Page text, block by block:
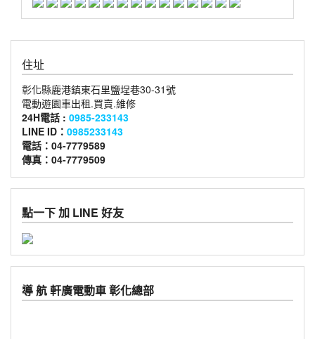
住址
彰化縣鹿港鎮東石里鹽埕巷30-31號
電動遊園車出租.買賣.維修
24H電話 : 0985-233143
LINE ID： 0985233143
電話：04-7779589
傳真：04-7779509
點一下 加 LINE 好友
導 航 軒廣電動車 彰化總部